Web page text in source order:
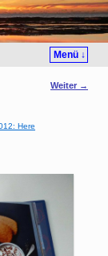
Menü ↓
Weiter →
Here